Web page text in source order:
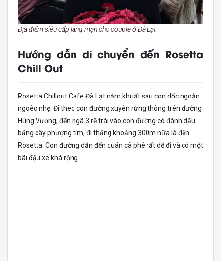
Địa điểm siêu cấp lãng mạn cho couple ở Đà Lạt
Hướng dẫn di chuyển đến Rosetta
Chill Out
Rosetta Chillout Cafe Đà Lạt nằm khuất sau con dốc ngoằn
ngoèo nhẹ. Đi theo con đường xuyên rừng thông trên đường
Hùng Vương, đến ngã 3 rẽ trái vào con đường có đánh dấu
bằng cây phượng tím, đi thẳng khoảng 300m nữa là đến
Rosetta. Con đường dẫn đến quán cà phê rất dễ đi và có một
bãi đậu xe khá rộng.